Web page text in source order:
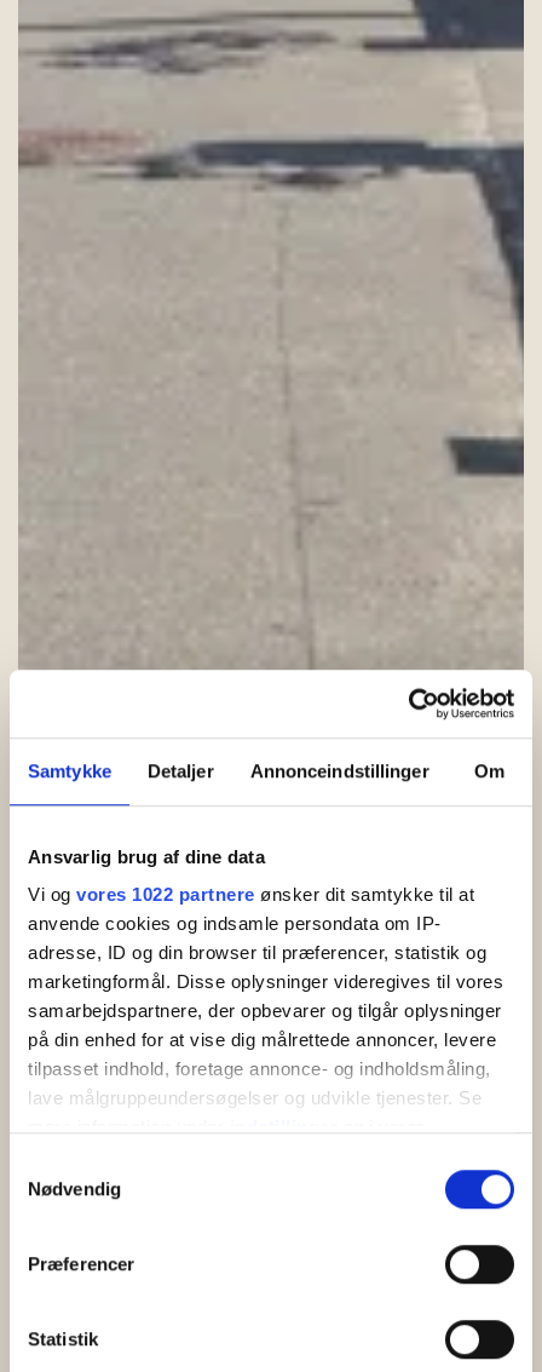
Samtykke Detaljer Annonceindstillinger Om
Ansvarlig brug af dine data
Vi og vores 1022 partnere ønsker dit samtykke til at
anvende cookies og indsamle persondata om IP-
adresse, ID og din browser til præferencer, statistik og
marketingformål. Disse oplysninger videregives til vores
samarbejdspartnere, der opbevarer og tilgår oplysninger
på din enhed for at vise dig målrettede annoncer, levere
tilpasset indhold, foretage annonce- og indholdsmåling,
lave målgruppeundersøgelser og udvikle tjenester. Se
tilbage eller ændre indstillinger fra vores
"Cookiedeklaration", eller ved at trykke på "Privacy
Indsamle præcise oplysninger om din placering,
Nødvendig
Præferencer
Statistik
Ferie for Kørestolsbrugere på
Bornholm
Allinge - Sandvig - Sandkås